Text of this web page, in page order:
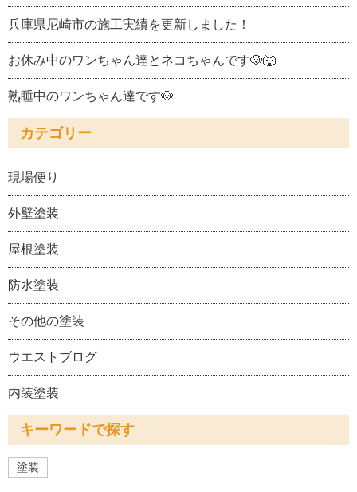
兵庫県尼崎市の施工実績を更新しました！
お休み中のワンちゃん達とネコちゃんです🐶🐺
熟睡中のワンちゃん達です🐶
カテゴリー
現場便り
外壁塗装
屋根塗装
防水塗装
その他の塗装
ウエストブログ
内装塗装
キーワードで探す
塗装